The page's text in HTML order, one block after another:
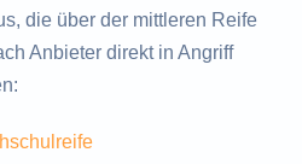
die über der mittleren Reife
Anbieter direkt in Angriff